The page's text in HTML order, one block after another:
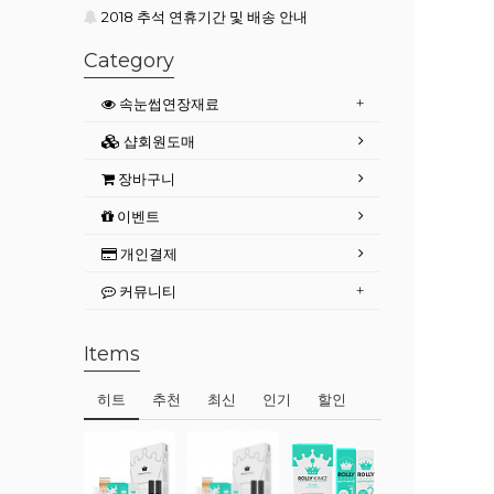
2018 추석 연휴기간 및 배송 안내
Category
속눈썹연장재료
샵회원도매
장바구니
이벤트
개인결제
커뮤니티
Items
히트 추천 최신 인기 할인